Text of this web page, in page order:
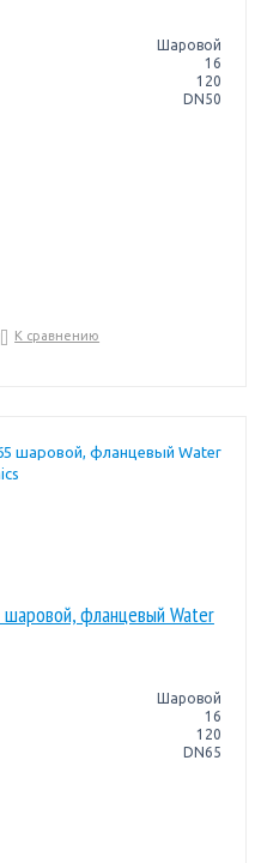
Шаровой
16
120
DN50
К сравнению
фланцевый Water
Шаровой
16
120
DN65